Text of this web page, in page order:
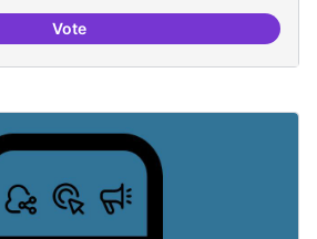
VoteRepositori de coneixement